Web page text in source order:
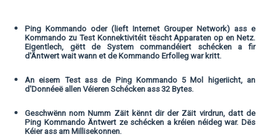
Ping Kommando oder (lieft Internet Grouper Network) ass e
Kommando zu Test Konnektivitéit tëscht Apparaten op en Netz.
Eigentlech, gëtt de System commandéiert schécken a fir
d'Äntwert wait wann et de Kommando Erfolleg war kritt.
An eisem Test ass de Ping Kommando 5 Mol higeriicht, an
d'Donnéeë allen Véieren Schécken ass 32 Bytes.
Geschwënn nom Numm Zäit kënnt dir der Zäit virdrun, datt de
Ping Kommando Äntwert ze schécken a kréien néideg war. Dës
Kéier ass am Millisekonnen.